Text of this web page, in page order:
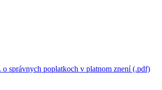
správnych poplatkoch v platnom znení (.pdf)